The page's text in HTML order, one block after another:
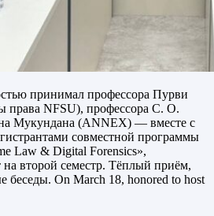
принимал профессора Пурви
права NFSU), профессора С. О.
Мукундана (ANNEX) — вместе с
совместной программы
Law & Digital Forensics»,
второй семестр. Тёплый приём,
беседы. On March 18, honored to host